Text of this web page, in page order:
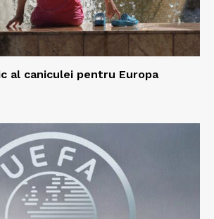
al caniculei pentru Europa